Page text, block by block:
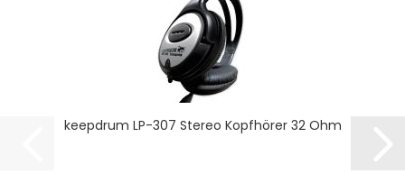
keepdrum LP-307 Stereo Kopfhörer 32 Ohm